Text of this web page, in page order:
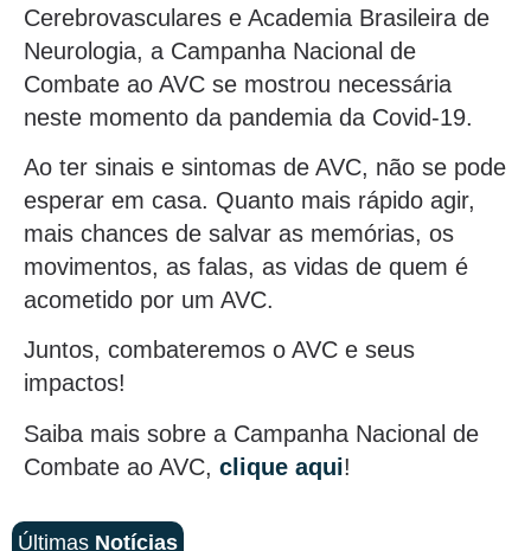
Cerebrovasculares e Academia Brasileira de
Neurologia, a Campanha Nacional de
Combate ao AVC se mostrou necessária
neste momento da pandemia da Covid-19.
Ao ter sinais e sintomas de AVC, não se pode
esperar em casa. Quanto mais rápido agir,
mais chances de salvar as memórias, os
movimentos, as falas, as vidas de quem é
acometido por um AVC.
Juntos, combateremos o AVC e seus
impactos!
Saiba mais sobre a Campanha Nacional de
Combate ao AVC, clique aqui!
Últimas Notícias